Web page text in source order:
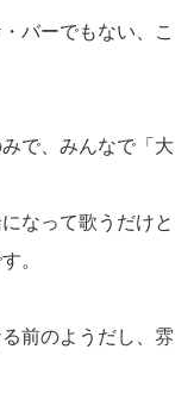
バーでもない、こ
で、みんなで「大
なって歌うだけと
。
前のようだし、雰